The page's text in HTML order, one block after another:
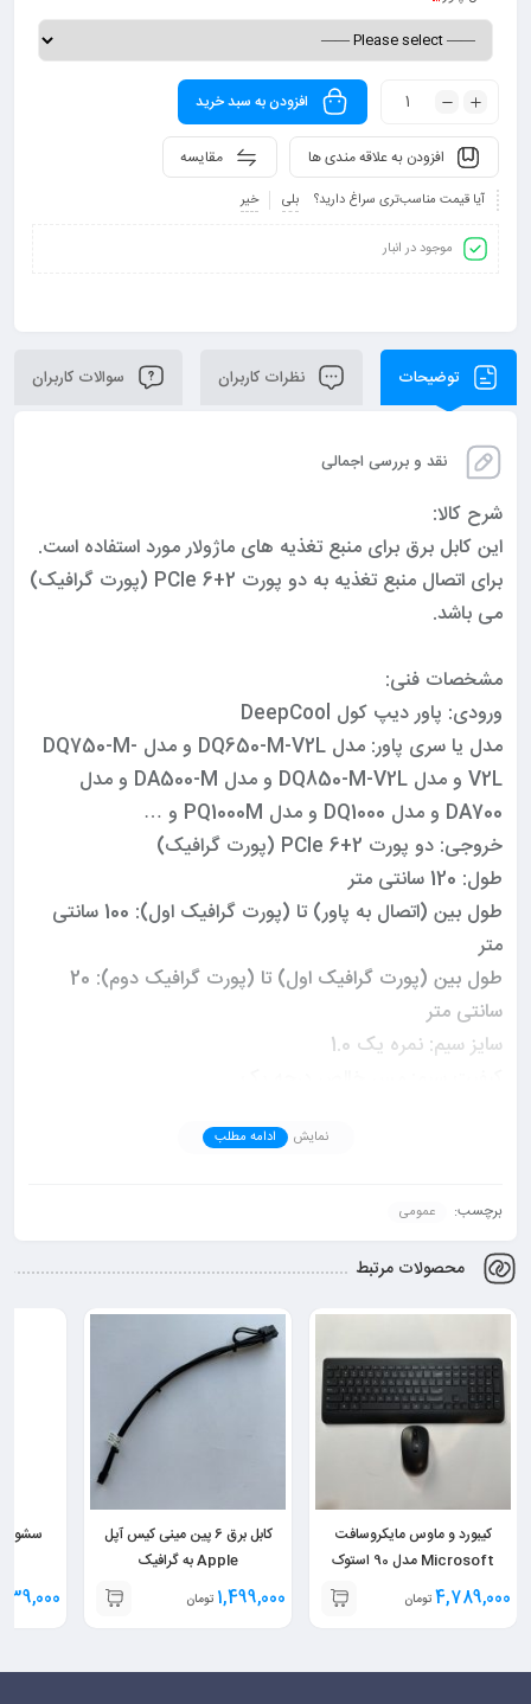
افزودن به سبد خرید
مقایسه افزودن به علاقه مندی ها
آیا قیمت مناسب‌تری سراغ دارید؟ بلی خیر
موجود در انبار
توضیحات نظرات کاربران سوالات کاربران
نقد و بررسی اجمالی
شرح کالا:
این کابل برق برای منبع تغذیه های ماژولار مورد استفاده است.
برای اتصال منبع تغذیه به دو پورت 2+6 PCIe (پورت گرافیک)
می باشد.
مشخصات فنی:
ورودی: پاور دیپ کول DeepCool
مدل یا سری پاور: مدل DQ650-M-V2L و مدل DQ750-M-
V2L و مدل DQ850-M-V2L و مدل DA500-M و مدل
DA700 و مدل DQ1000 و مدل PQ1000M و …
خروجی: دو پورت 2+6 PCIe (پورت گرافیک)
طول: 120 سانتی متر
طول بین (اتصال به پاور) تا (پورت گرافیک اول): 100 سانتی
متر
طول بین (پورت گرافیک اول) تا (پورت گرافیک دوم): 20
سانتی متر
سایز سیم: نمره یک 1.0
گارانتی: دارد
مورد استفاده برای انواع ماینر, ریگ, پاور, رایزر, گرافیک, هارد,
پی سی و …
نمایش ادامه مطلب
برچسب: عمومی
محصولات مرتبط
کیبورد و ماوس مایکروسافت
Microsoft مدل 90 استوک
4,789,000 تومان
کابل برق 6 پین مینی کیس آپل
Apple به گرافیک
1,499,000 تومان 939,000